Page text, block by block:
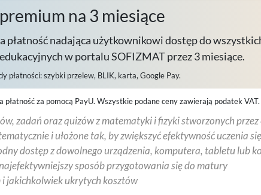
na 3 miesiące
płatność nadająca użytkownikowi dostęp do
w portalu SOFIZMAT przez 3 miesiące.
płatności:szybki przelew, BLIK, karta, Google Pay.
płatność za pomocą PayU. Wszystkie podane ceny zawierają podatek VAT.
zadań oraz quizów z matematyki i fizyki stworzonych
i ułożone tak, by zwiększyć efektywność uczenia się
dostęp z dowolnego urządzenia, komputera, tabletu lub
sposób przygotowania się do matury
i jakichkolwiek ukrytych kosztów